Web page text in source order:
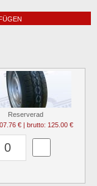
Reserverad
€ | brutto: 125.00 €